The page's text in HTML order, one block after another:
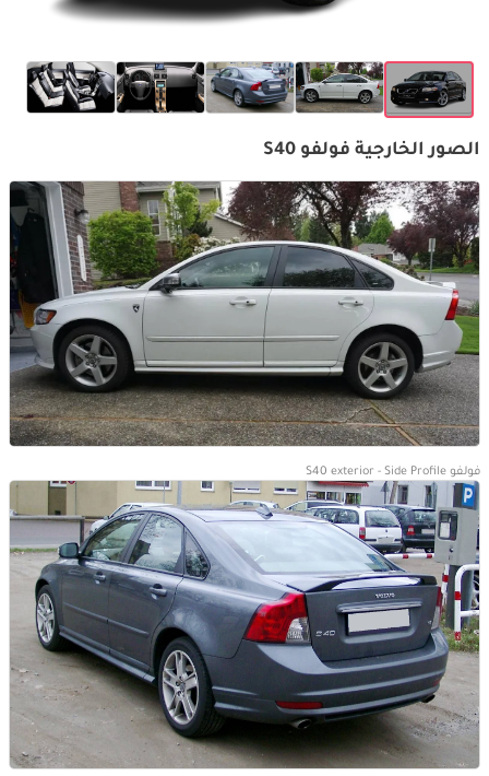
الصور الخارجية فولفو S40
فولفو S40 exterior - Side Profile